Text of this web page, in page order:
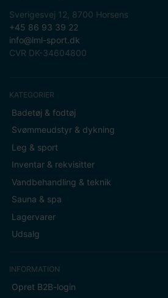
Sverigesvej 12, 8700 Horsens
+45 86 93 39 22
info@lml-sport.dk
CVR DK-34604800
KATEGORIER
Badetøj & fodtøj
Svømmeudstyr & dykning
Leg & sport
Inventar & rekvisitter
Vandbehandling & teknik
Sauna & spa
Lagervarer
Udsalg
INFORMATION
Opret B2B-login